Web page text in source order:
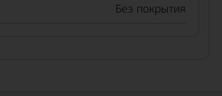
Без покрытия